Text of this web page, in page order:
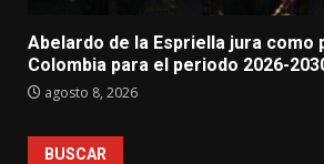
Abelardo de la Espriella jura como
Colombia para el periodo 2026-
agosto 8, 2026
BUSCAR